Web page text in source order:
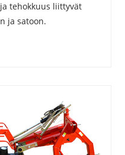
tehokkuus liittyvät
ja satoon.